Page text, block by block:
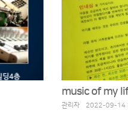
music of my
관리자 2022-09-14